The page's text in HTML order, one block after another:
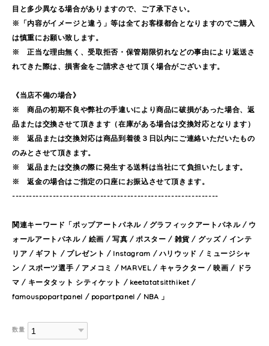
目と多少異なる場合がありますので、ご了承下さい。
※「内容がイメージと違う」等は全てお客様都合となりますのでご購入
は慎重にお願い致します。
※ 正当な理由無く、受取拒否・保管期限切れなどの事由により返送さ
れてきた際は、損害金をご請求させて頂く場合がございます。
《当店不備の場合》
※ 商品の初期不良や弊社の手違いにより商品に破損があった場合、返
品または交換させて頂きます（在庫がある場合は交換対応となります）
※ 返品または交換対応は商品到着後３日以内にご連絡いただいたもの
のみとさせて頂きます。
※ 返品または交換の際に発生する送料は当社にて負担いたします。
※ 返金の場合はご指定の口座にお振込させて頂きます。
-------------------------------------------------------------
関連キーワード「ポップアートパネル / グラフィックアートパネル / ウ
ォールアートパネル / 絵画 / 写真 / ポスター / 雑貨 / グッズ / インテ
リア / ギフト / プレゼント / Instagram / ハリウッド / ミュージシャ
ン / スポーツ選手 / アメコミ / MARVEL / キャラクター / 映画 / ドラ
マ / キータタット シティケット / keetatatsitthiket /
famouspopartpanel / popartpanel / NBA 」
数量